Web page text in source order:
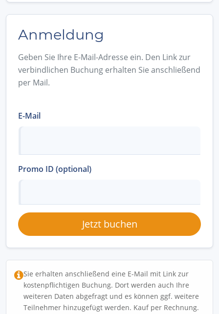
Anmeldung
Geben Sie Ihre E-Mail-Adresse ein. Den Link zur
verbindlichen Buchung erhalten Sie anschließend
per Mail.
E-Mail
Promo ID (optional)
Jetzt buchen
Sie erhalten anschließend eine E-Mail mit Link zur
kostenpflichtigen Buchung. Dort werden auch Ihre
weiteren Daten abgefragt und es können ggf. weitere
Teilnehmer hinzugefügt werden. Kauf per Rechnung.